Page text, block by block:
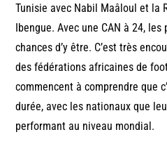
Tunisie avec Nabil Maâloul et la
Ibengue. Avec une CAN à 24,
chances d’y être. C’est très
des fédérations africaines de
commencent à comprendre que
durée, avec les nationaux que
performant au niveau mondial.